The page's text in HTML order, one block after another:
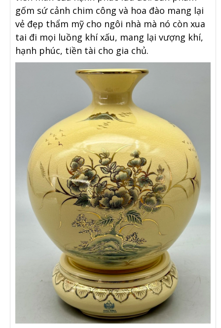
gốm sứ cảnh chim công và hoa đào mang lại
vẻ đẹp thẩm mỹ cho ngôi nhà mà nó còn xua
tai đi mọi luồng khí xấu, mang lại vượng khí,
hạnh phúc, tiền tài cho gia chủ.